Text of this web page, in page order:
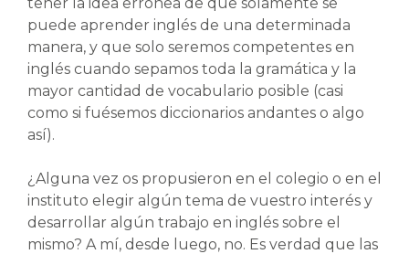
puede aprender inglés de una determinada
manera, y que solo seremos competentes en
inglés cuando sepamos toda la gramática y la
mayor cantidad de vocabulario posible (casi
como si fuésemos diccionarios andantes o algo
así).
¿Alguna vez os propusieron en el colegio o en el
instituto elegir algún tema de vuestro interés y
desarrollar algún trabajo en inglés sobre el
mismo? A mí, desde luego, no. Es verdad que las